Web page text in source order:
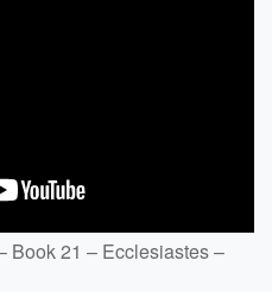
Book 21 – Ecclesiastes –